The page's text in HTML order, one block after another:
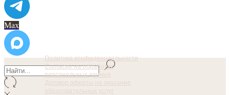
Max
Политика конфиденциальности
Согласие на обработку
персональных данных
Договор оферты на оказание
образовательных услуг